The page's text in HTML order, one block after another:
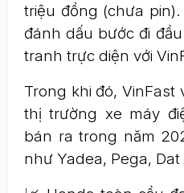
triệu đồng (chưa
đánh dấu bước đi
tranh trực diện với
Trong khi đó, VinFast
thị trường xe máy
bán ra trong năm
như Yadea, Pega, Dat